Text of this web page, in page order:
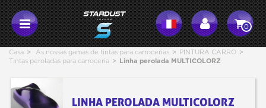
0
Casa > As nossas gamas de tintas para carrocerias > PINTURA CARRO >
Tintas peroladas para carroceria > Linha perolada MULTICOLORZ
LINHA PEROLADA MULTICOLORZ